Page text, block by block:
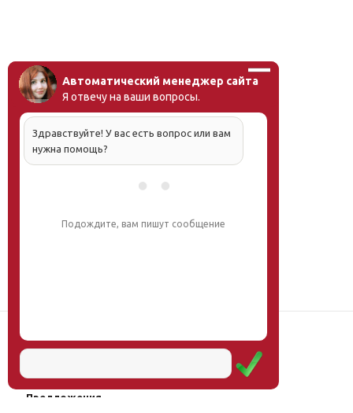
Научная школа
Услуги
Предложения
Автоматический менеджер сайта
Я отвечу на ваши вопросы.
Здравствуйте! У вас есть вопрос или вам
нужна помощь?
Подождите, вам пишут сообщение